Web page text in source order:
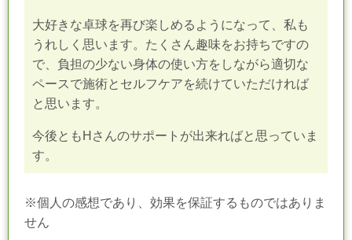
大好きな卓球を再び楽しめるようになって、私も
うれしく思います。たくさん趣味をお持ちですの
で、負担の少ない身体の使い方をしながら適切な
ペースで施術とセルフケアを続けていただければ
と思います。
今後ともHさんのサポートが出来ればと思っていま
す。
※個人の感想であり、効果を保証するものではありま
せん